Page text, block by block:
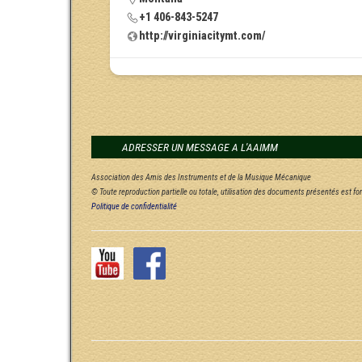
+1 406-843-5247
http://virginiacitymt.com/
ADRESSER UN MESSAGE A L'AAIMM
Association des Amis des Instruments et de la Musique Mécanique
© Toute reproduction partielle ou totale, utilisation des documents présentés est
Politique de confidentialité